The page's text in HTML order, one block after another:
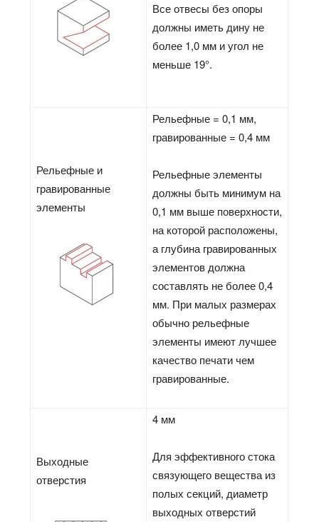
Все отвесы без опоры
должны иметь дину не
более 1,0 мм и угол не
меньше 19°.
Рельефные и
гравированные
элементы
Рельефные = 0,1 мм,
гравированные = 0,4 мм
Рельефные элементы
должны быть минимум на
0,1 мм выше поверхности,
на которой расположены,
а глубина гравированных
элементов должна
составлять не более 0,4
мм. При малых размерах
обычно рельефные
элементы имеют лучшее
качество печати чем
гравированные.
Выходные
отверстия
4 мм
Для эффективного стока
связующего вещества из
полых секций, диаметр
выходных отверстий